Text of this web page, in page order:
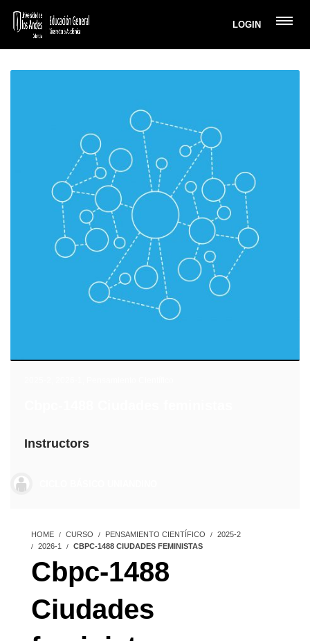
LOGIN
Instructors
HOME CURSO PENSAMIENTO CIENTÍFICO
2025-2
2026-1
CBPC-1488 CIUDADES FEMINISTAS
Cbpc-1488
Ciudades